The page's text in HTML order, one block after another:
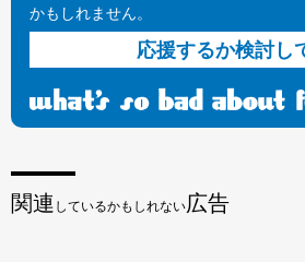
かもしれません。
応援するか検討し
関連 しているかもしれない広告